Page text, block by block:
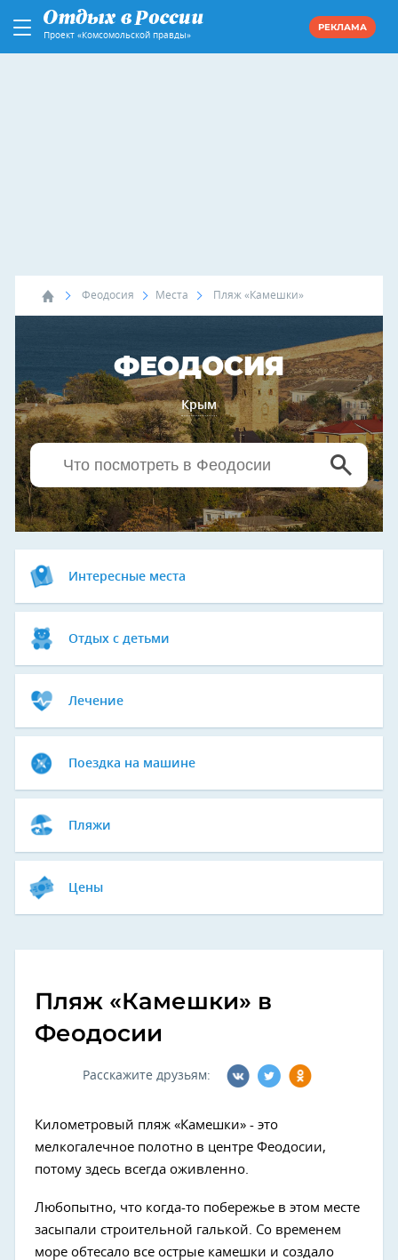
Проект «Комсомольской правды»
РЕКЛАМА
Феодосия Места Пляж «Камешки»
ФЕОДОСИЯ
Крым
Интересные места
Отдых с детьми
Лечение
Поездка на машине
Пляжи
Цены
Пляж «Камешки» в
Феодосии
Расскажите друзьям:
Километровый пляж «Камешки» - это
мелкогалечное полотно в центре Феодосии,
потому здесь всегда оживленно.
Любопытно, что когда-то побережье в этом месте
засыпали строительной галькой. Со временем
море обтесало все острые камешки и создало